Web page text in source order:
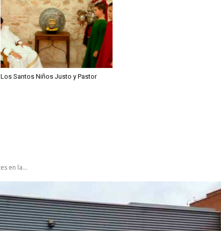
Los Santos Niños Justo y Pastor